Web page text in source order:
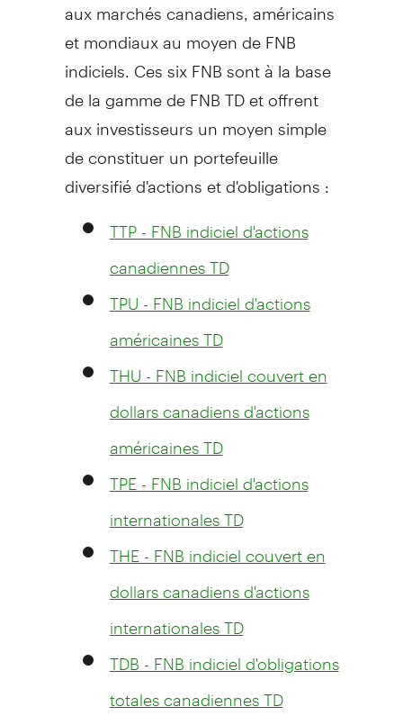
et mondiaux au moyen de FNB
indiciels. Ces six FNB sont à la base
de la gamme de FNB TD et offrent
aux investisseurs un moyen simple
de constituer un portefeuille
diversifié d'actions et d'obligations :
TTP - FNB indiciel d'actions
canadiennes TD
TPU - FNB indiciel d'actions
américaines TD
THU - FNB indiciel couvert en
dollars canadiens d'actions
américaines TD
TPE - FNB indiciel d'actions
internationales TD
THE - FNB indiciel couvert en
dollars canadiens d'actions
internationales TD
TDB - FNB indiciel d'obligations
totales canadiennes TD